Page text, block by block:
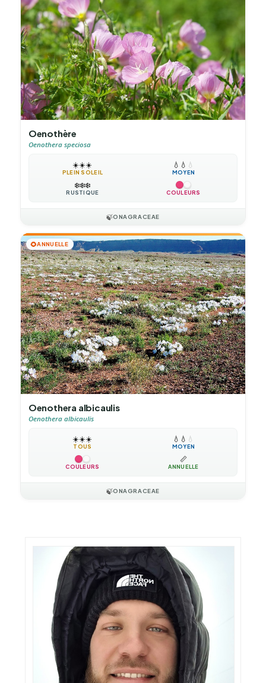
Oenothère
Oenothera speciosa
☀️☀️☀️
PLEIN SOLEIL
💧 💧 💧
MOYEN
❄️❄️❄️
RUSTIQUE COULEURS
🍃ONAGRACEAE
🌻ANNUELLE
Oenothera albicaulis
Oenothera albicaulis
☀️☀️☀️
TOUS
💧 💧 💧
MOYEN
COULEURS
📏
ANNUELLE
🍃ONAGRACEAE